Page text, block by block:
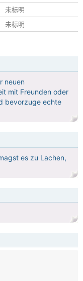
未标明
未标明
neuen
mit Freunden oder
bevorzuge echte
es zu Lachen,